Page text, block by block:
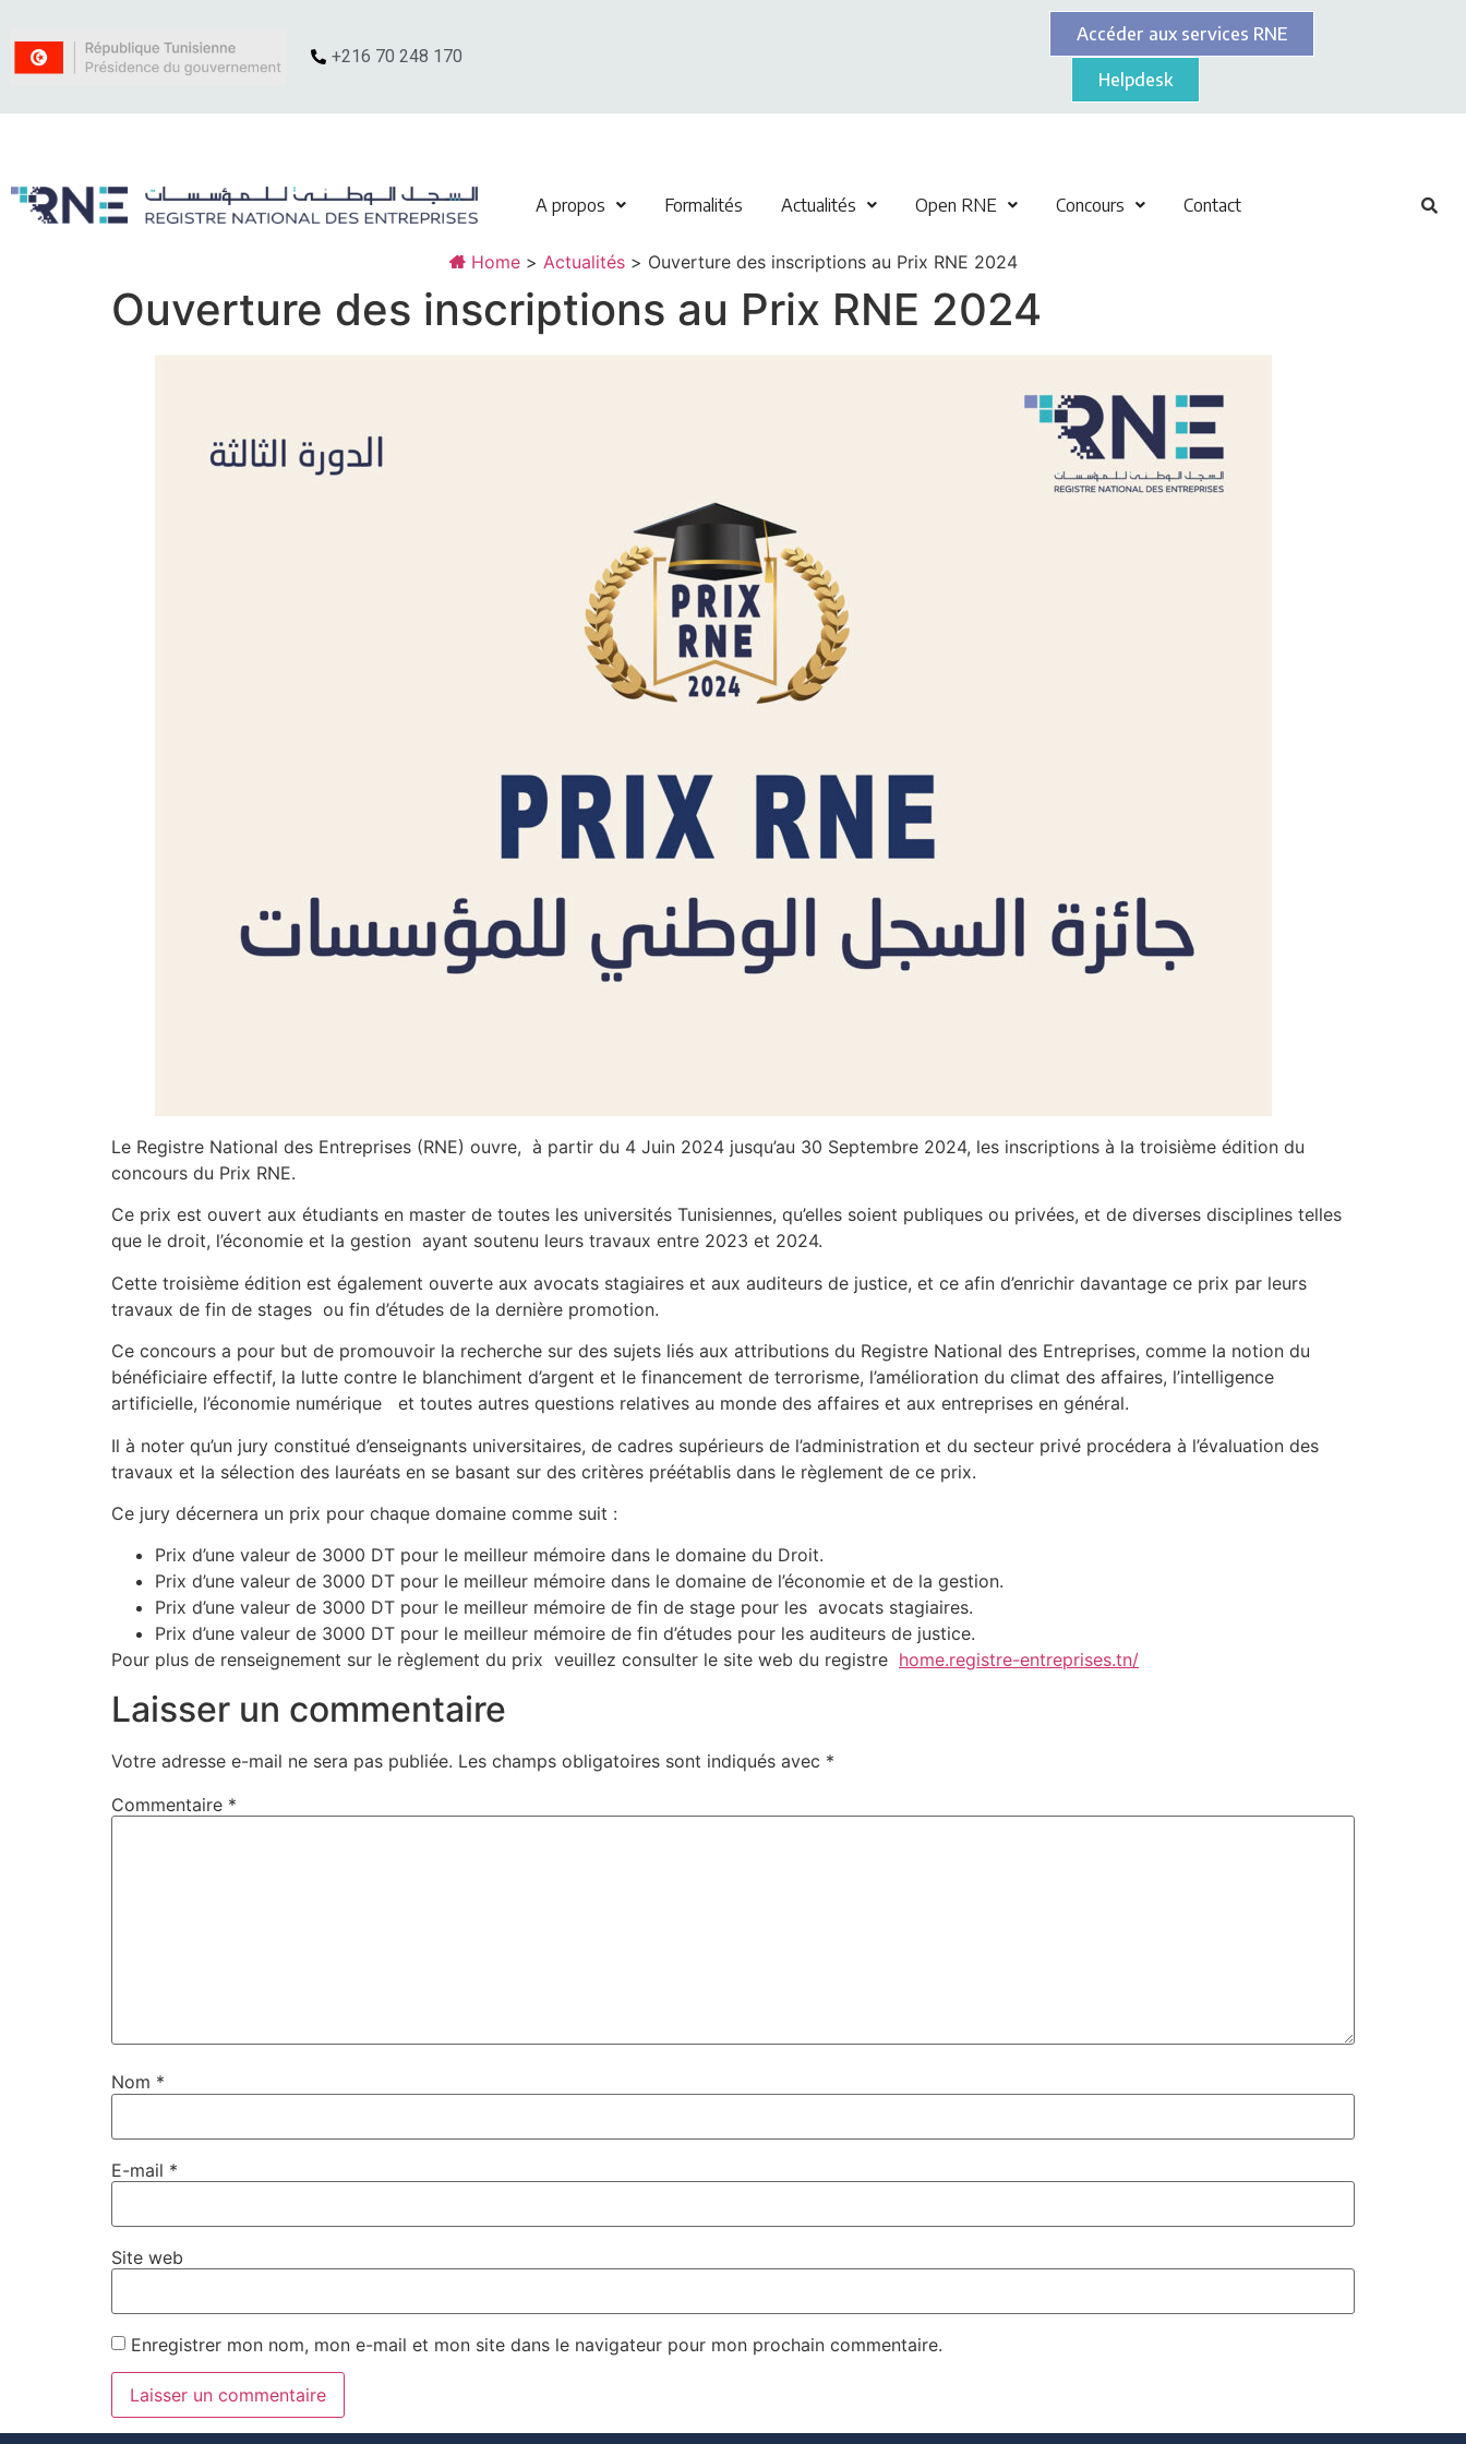
+216 70 248 170
Accéder aux services RNE
Helpdesk
A propos Formalités Actualités Open RNE Concours Contact
Home > Actualités > Ouverture des inscriptions au Prix RNE 2024
Ouverture des inscriptions au Prix RNE 2024
Le Registre National des Entreprises (RNE) ouvre, à partir du 4 Juin 2024 jusqu’au 30 Septembre 2024, les inscriptions à la troisième édition du
concours du Prix RNE.
Ce prix est ouvert aux étudiants en master de toutes les universités Tunisiennes, qu’elles soient publiques ou privées, et de diverses disciplines telles
que le droit, l’économie et la gestion ayant soutenu leurs travaux entre 2023 et 2024.
Cette troisième édition est également ouverte aux avocats stagiaires et aux auditeurs de justice, et ce afin d’enrichir davantage ce prix par leurs
travaux de fin de stages ou fin d’études de la dernière promotion.
Ce concours a pour but de promouvoir la recherche sur des sujets liés aux attributions du Registre National des Entreprises, comme la notion du
bénéficiaire effectif, la lutte contre le blanchiment d’argent et le financement de terrorisme, l’amélioration du climat des affaires, l’intelligence
artificielle, l’économie numérique et toutes autres questions relatives au monde des affaires et aux entreprises en général.
Il à noter qu’un jury constitué d’enseignants universitaires, de cadres supérieurs de l’administration et du secteur privé procédera à l’évaluation des
travaux et la sélection des lauréats en se basant sur des critères préétablis dans le règlement de ce prix.
Ce jury décernera un prix pour chaque domaine comme suit :
Prix d’une valeur de 3000 DT pour le meilleur mémoire dans le domaine du Droit.
Prix d’une valeur de 3000 DT pour le meilleur mémoire dans le domaine de l’économie et de la gestion.
Prix d’une valeur de 3000 DT pour le meilleur mémoire de fin de stage pour les avocats stagiaires.
Prix d’une valeur de 3000 DT pour le meilleur mémoire de fin d’études pour les auditeurs de justice.
Pour plus de renseignement sur le règlement du prix veuillez consulter le site web du registre home.registre-entreprises.tn/
Laisser un commentaire
Votre adresse e-mail ne sera pas publiée. Les champs obligatoires sont indiqués avec *
Commentaire *
Nom *
E-mail *
Site web
Enregistrer mon nom, mon e-mail et mon site dans le navigateur pour mon prochain commentaire.